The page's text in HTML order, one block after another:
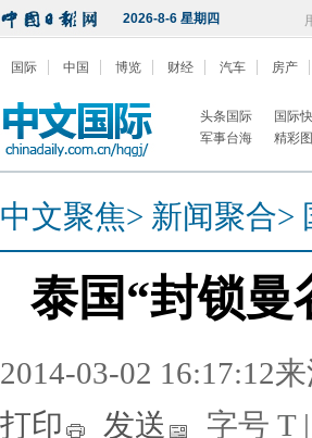
2026-8-6 星期四
国际 中国 博览 财经 汽车 房产
头条国际
国际
军事台海
精彩
中文聚焦> 新闻聚合>
泰国“封锁曼
2014-03-02 16:17:12
打印
发送 字号 T |